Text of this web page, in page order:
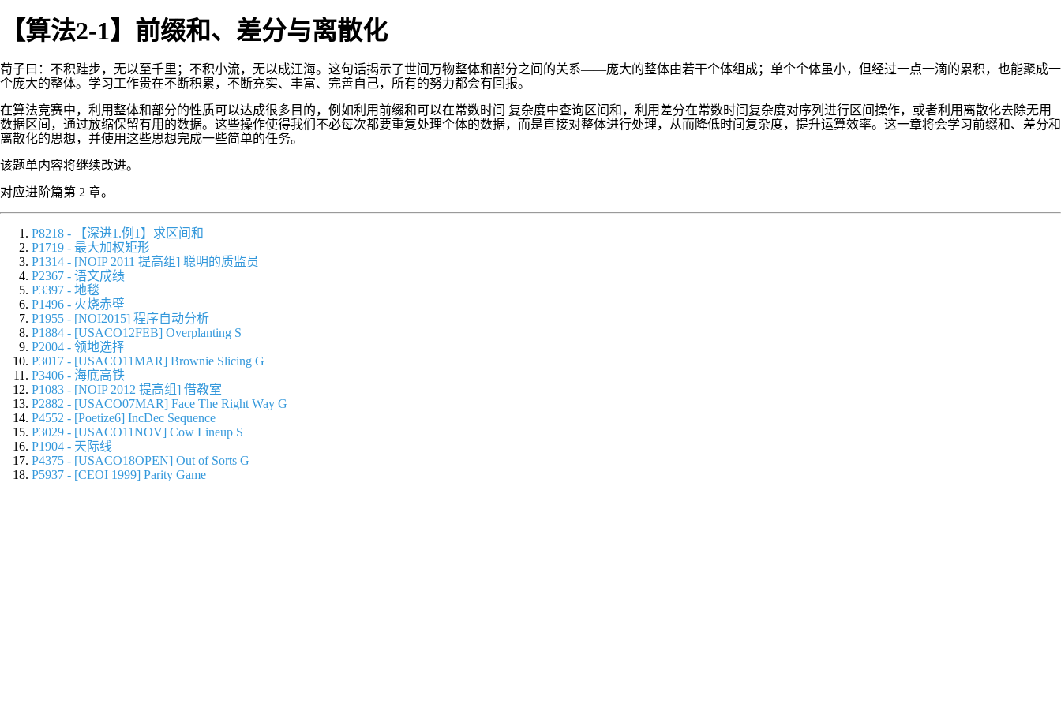
【算法2-1】前缀和、差分与离散化
荀子曰：不积跬步，无以至千里；不积小流，无以成江海。这句话揭示了世间万物整体和部分之间的关系——庞大的整体由若干个体组成；单个个体虽小，但经过一点一滴的累积，也能聚成一
个庞大的整体。学习工作贵在不断积累，不断充实、丰富、完善自己，所有的努力都会有回报。
在算法竞赛中，利用整体和部分的性质可以达成很多目的，例如利用前缀和可以在常数时间 复杂度中查询区间和，利用差分在常数时间复杂度对序列进行区间操作，或者利用离散化去除无用
数据区间，通过放缩保留有用的数据。这些操作使得我们不必每次都要重复处理个体的数据，而是直接对整体进行处理，从而降低时间复杂度，提升运算效率。这一章将会学习前缀和、差分和
离散化的思想，并使用这些思想完成一些简单的任务。
该题单内容将继续改进。
对应进阶篇第 2 章。
P8218 - 【深进1.例1】求区间和
P1719 - 最大加权矩形
P1314 - [NOIP 2011 提高组] 聪明的质监员
P2367 - 语文成绩
P3397 - 地毯
P1496 - 火烧赤壁
P1955 - [NOI2015] 程序自动分析
P1884 - [USACO12FEB] Overplanting S
P2004 - 领地选择
P3017 - [USACO11MAR] Brownie Slicing G
P3406 - 海底高铁
P1083 - [NOIP 2012 提高组] 借教室
P2882 - [USACO07MAR] Face The Right Way G
P4552 - [Poetize6] IncDec Sequence
P3029 - [USACO11NOV] Cow Lineup S
P1904 - 天际线
P4375 - [USACO18OPEN] Out of Sorts G
P5937 - [CEOI 1999] Parity Game